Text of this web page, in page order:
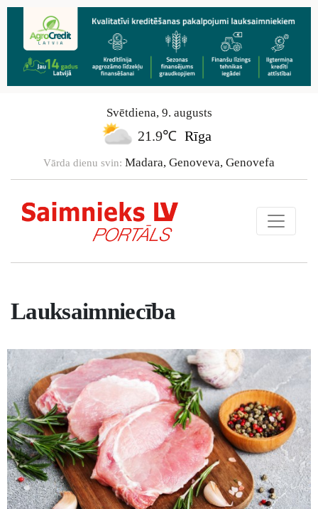
Svētdiena, 9. augusts
21.9℃ Rīga
Vārda dienu svin: Madara, Genoveva, Genovefa
Lauksaimniecība